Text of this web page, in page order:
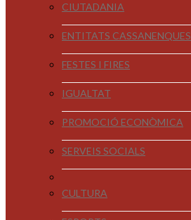
CIUTADANIA
ENTITATS CASSANENQUES
FESTES I FIRES
IGUALTAT
PROMOCIÓ ECONÒMICA
SERVEIS SOCIALS
CULTURA